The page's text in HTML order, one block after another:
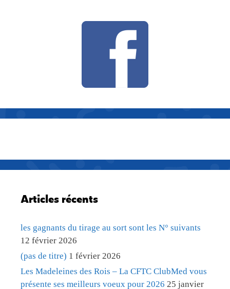
Articles récents
les gagnants du tirage au sort sont les N° suivants
12 février 2026
(pas de titre) 1 février 2026
Les Madeleines des Rois – La CFTC ClubMed vous
présente ses meilleurs voeux pour 2026 25 janvier